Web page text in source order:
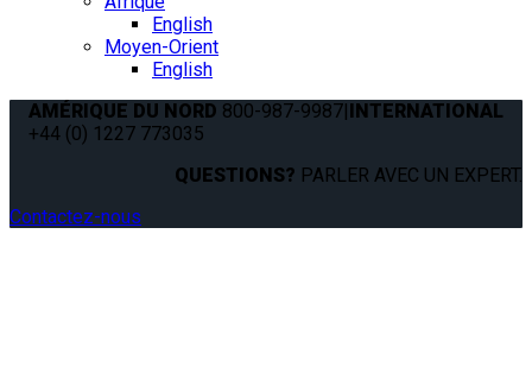
English
Moyen-Orient
English
AMÉRIQUE DU NORD 800-987-9987|INTERNATIONAL
+44 (0) 1227 773035
QUESTIONS? PARLER AVEC UN EXPERT.
Contactez-nous